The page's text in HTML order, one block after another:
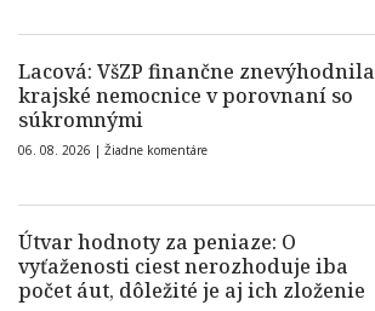
Lacová: VšZP finančne znevýhodnila
krajské nemocnice v porovnaní so
súkromnými
06. 08. 2026 | Žiadne komentáre
Útvar hodnoty za peniaze: O
vyťaženosti ciest nerozhoduje iba
počet áut, dôležité je aj ich zloženie